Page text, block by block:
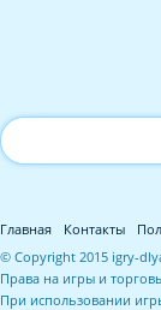
Главная Контакты
© Copyright 2015 igry-
Права на игры и
При использовании